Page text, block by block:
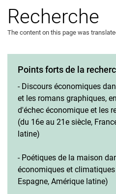
Recherche
The content on this page was
Points forts de la
- Discours économiques
et les romans graphiques,
d'échec économique et les
(du 16e au 21e siècle,
latine)
- Poétiques de la maison
économiques et climatiques
Espagne, Amérique latine)